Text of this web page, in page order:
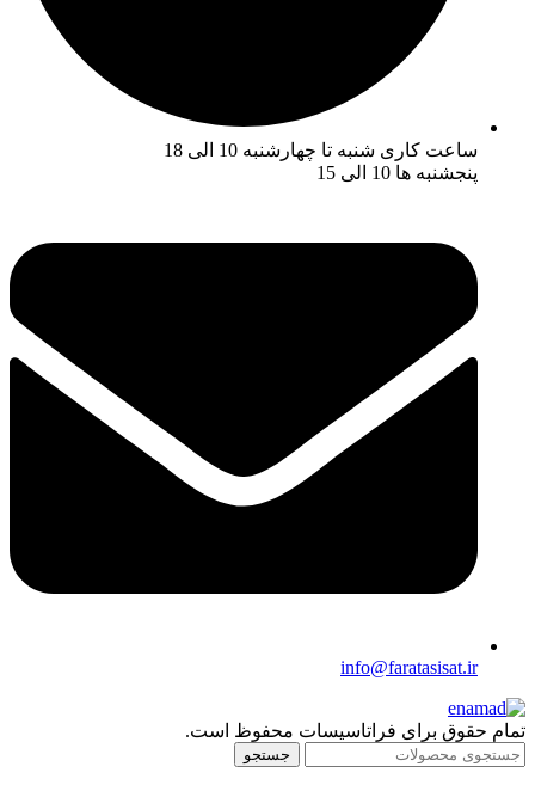
ساعت کاری شنبه تا چهارشنبه 10 الی 18
پنجشنبه ها 10 الی 15
info@faratasisat.ir
تمام حقوق برای فراتاسیسات محفوظ است.
جستجو